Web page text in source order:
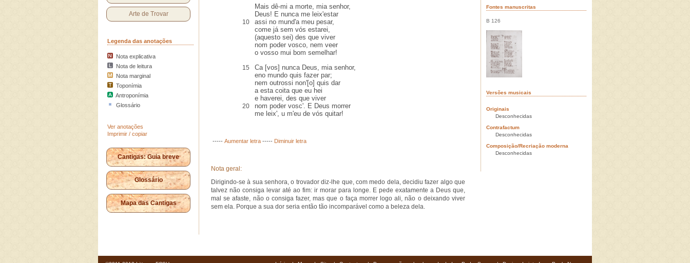
Arte de Trovar
Legenda das anotações
Nota explicativa
Nota de leitura
Nota marginal
Toponímia
Antroponímia
Glossário
Ver anotações
Imprimir / copiar
Cantigas: Guia breve
Glossário
Mapa das Cantigas
Mais dê-mi a morte, mia senhor,
Deus! E nunca me leix'estar
10
assi no mund'a meu pesar,
come já sem vós estarei,
(aquesto sei) des que viver
nom poder vosco, nem veer
o vosso mui bom semelhar!
15
Ca [vos] nunca Deus, mia senhor,
eno mundo quis fazer par;
nem outrossi non'[o] quis dar
a esta coita que eu hei
e haverei, des que viver
20
nom poder vosc'. E Deus morrer
me leix', u m'eu de vós quitar!
----- Aumentar letra ----- Diminuir letra
Nota geral:
Dirigindo-se à sua senhora, o trovador diz-lhe que, com medo dela, decidiu fazer algo que
talvez não consiga levar até ao fim: ir morar para longe. E pede exatamente a Deus que,
mal se afaste, não o consiga fazer, mas que o faça morrer logo ali, não o deixando viver
sem ela. Porque a sua dor seria então tão incomparável como a beleza dela.
Fontes manuscritas
B 126
Versões musicais
Originais
Desconhecidas
Contrafactum
Desconhecidas
Composição/Recriação moderna
Desconhecidas